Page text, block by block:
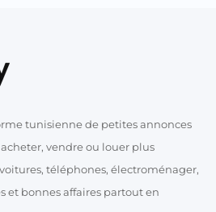
tunisienne de petites annonces
vendre ou louer plus
téléphones, électroménager,
et bonnes affaires partout en